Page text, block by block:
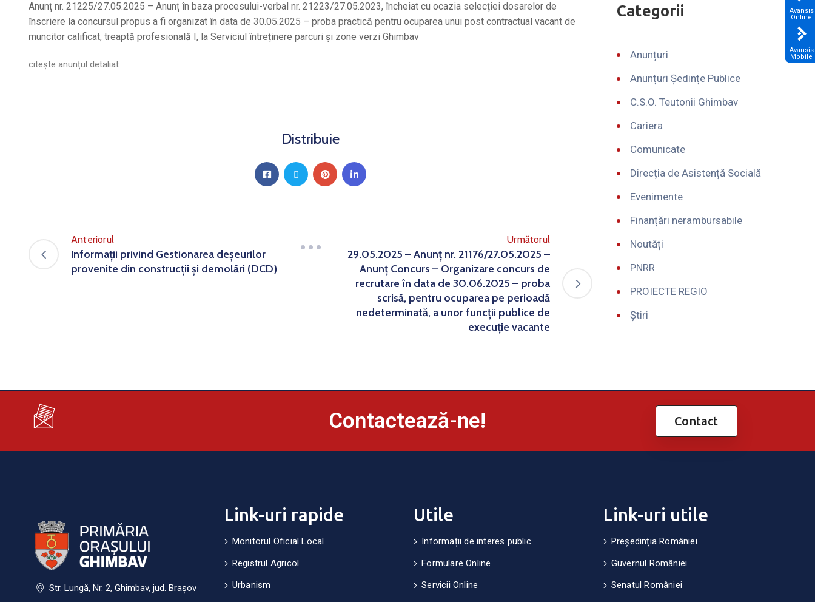
Anunț nr. 21225/27.05.2025 – Anunț în baza procesului-verbal nr. 21223/27.05.2023, încheiat cu ocazia selecției dosarelor de
înscriere la concursul propus a fi organizat în data de 30.05.2025 – proba practică pentru ocuparea unui post contractual vacant de
muncitor calificat, treaptă profesională I, la Serviciul întreținere parcuri și zone verzi Ghimbav
citește anunțul detaliat …
Distribuie
Anteriorul
Informații privind Gestionarea deșeurilor
provenite din construcții și demolări (DCD)
Următorul
29.05.2025 – Anunț nr. 21176/27.05.2025 –
Anunț Concurs – Organizare concurs de
recrutare în data de 30.06.2025 – proba
scrisă, pentru ocuparea pe perioadă
nedeterminată, a unor funcții publice de
execuție vacante
Categorii
Anunțuri
Anunțuri Ședințe Publice
C.S.O. Teutonii Ghimbav
Cariera
Comunicate
Direcția de Asistență Socială
Evenimente
Finanțări nerambursabile
Noutăți
PNRR
PROIECTE REGIO
Știri
Contactează-ne! Contact
Str. Lungă, Nr. 2, Ghimbav, jud. Brașov
Link-uri rapide
Monitorul Oficial Local
Registrul Agricol
Urbanism
Utile
Informații de interes public
Formulare Online
Servicii Online
Link-uri utile
Președinția României
Guvernul României
Senatul României
Avansis
Online
Avansis
Mobile